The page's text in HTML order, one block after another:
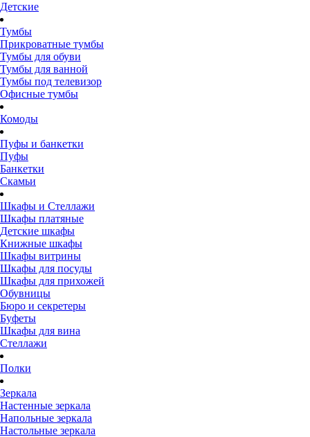
Детские
Тумбы
Прикроватные тумбы
Тумбы для обуви
Тумбы для ванной
Тумбы под телевизор
Офисные тумбы
Комоды
Пуфы и банкетки
Пуфы
Банкетки
Скамьи
Шкафы и Стеллажи
Шкафы платяные
Детские шкафы
Книжные шкафы
Шкафы витрины
Шкафы для посуды
Шкафы для прихожей
Обувницы
Бюро и секретеры
Буфеты
Шкафы для вина
Стеллажи
Полки
Зеркала
Настенные зеркала
Напольные зеркала
Настольные зеркала